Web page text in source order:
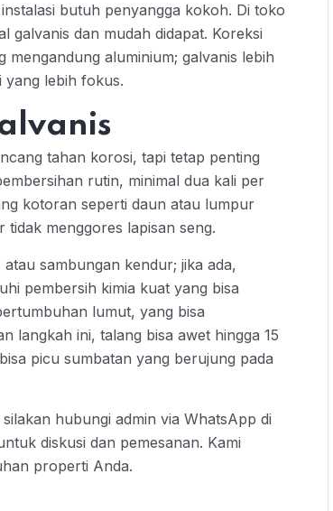
butuh penyangga kokoh. Di toko
galvanis dan mudah didapat. Koreksi
aluminium; galvanis lebih
yang lebih fokus.
tahan korosi, tapi tetap penting
rutin, minimal dua kali per
kotoran seperti daun atau lumpur
menggores lapisan seng.
sambungan kendur; jika ada,
pembersih kimia kuat yang bisa
lumut, yang bisa
langkah ini, talang bisa awet hingga 15
picu sumbatan yang berujung pada
hubungi admin via WhatsApp di
diskusi dan pemesanan. Kami
properti Anda.